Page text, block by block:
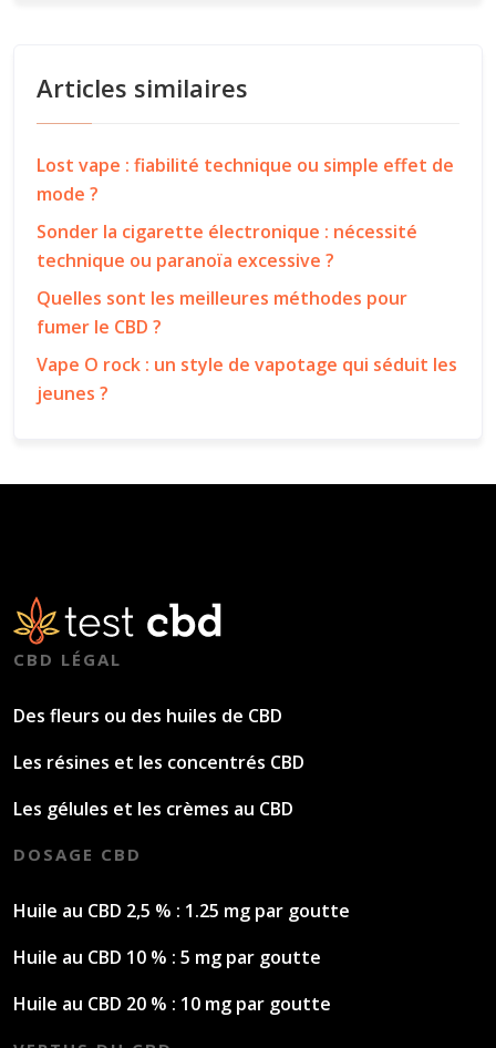
Articles similaires
Lost vape : fiabilité technique ou simple effet de
mode ?
Sonder la cigarette électronique : nécessité
technique ou paranoïa excessive ?
Quelles sont les meilleures méthodes pour
fumer le CBD ?
Vape O rock : un style de vapotage qui séduit les
jeunes ?
CBD LÉGAL
Des fleurs ou des huiles de CBD
Les résines et les concentrés CBD
Les gélules et les crèmes au CBD
DOSAGE CBD
Huile au CBD 2,5 % : 1.25 mg par goutte
Huile au CBD 10 % : 5 mg par goutte
Huile au CBD 20 % : 10 mg par goutte